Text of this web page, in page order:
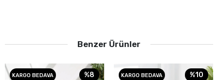
Benzer Ürünler
KARGO BEDAVA %8 KARGO BEDAVA %10